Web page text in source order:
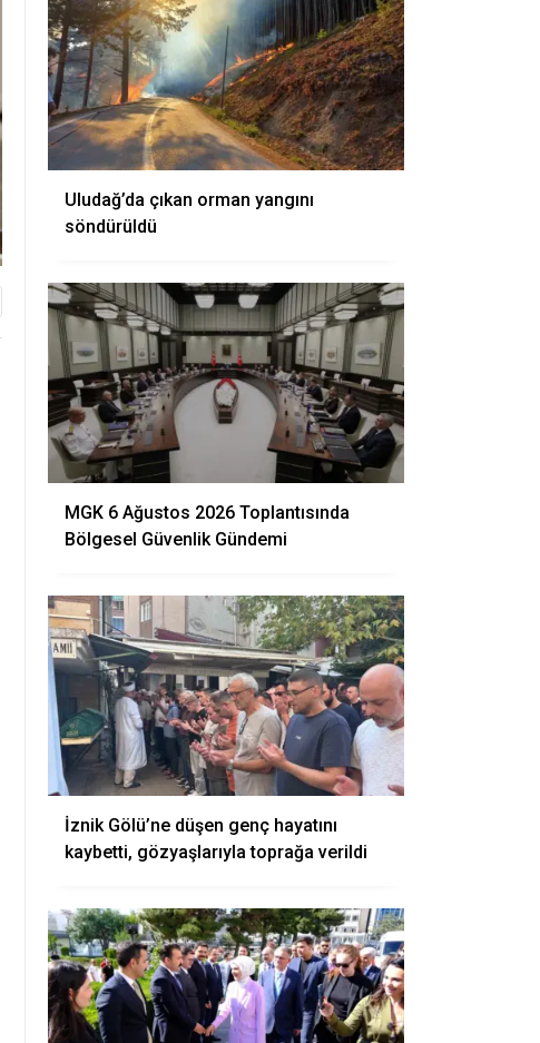
Uludağ’da çıkan orman yangını
söndürüldü
MGK 6 Ağustos 2026 Toplantısında
Bölgesel Güvenlik Gündemi
İznik Gölü’ne düşen genç hayatını
kaybetti, gözyaşlarıyla toprağa verildi